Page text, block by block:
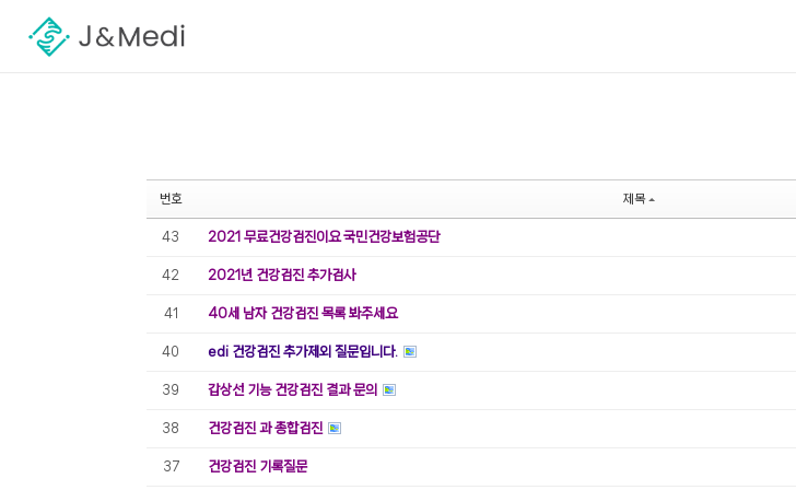
번호 제목
43 2021 무료건강검진이요 국민건강보험공단
42 2021년 건강검진 추가검사
41 40세 남자 건강검진 목록 봐주세요
40 edi 건강검진 추가제외 질문입니다.
39 갑상선 기능 건강검진 결과 문의
38 건강검진 과 종합검진
37 건강검진 기록질문